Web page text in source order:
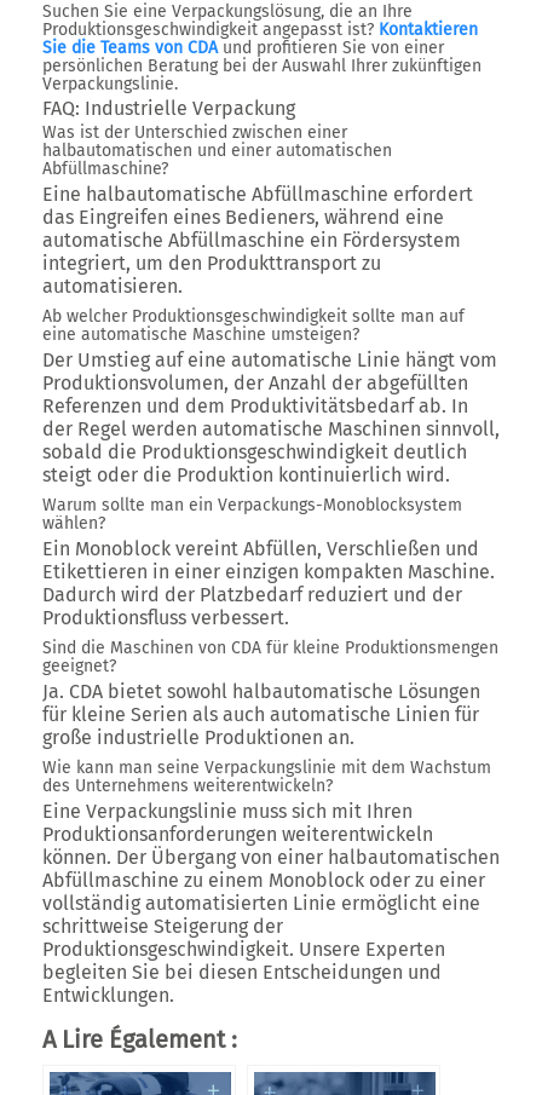
Suchen Sie eine Verpackungslösung, die an Ihre
Produktionsgeschwindigkeit angepasst ist? Kontaktieren
Sie die Teams von CDAund profitieren Sie von einer
persönlichen Beratung bei der Auswahl Ihrer zukünftigen
Verpackungslinie.
FAQ: Industrielle Verpackung
Was ist der Unterschied zwischen einer
halbautomatischen und einer automatischen
Abfüllmaschine?
Eine halbautomatische Abfüllmaschine erfordert
das Eingreifen eines Bedieners, während eine
automatische Abfüllmaschine ein Fördersystem
integriert, um den Produkttransport zu
automatisieren.
Ab welcher Produktionsgeschwindigkeit sollte man auf
eine automatische Maschine umsteigen?
Der Umstieg auf eine automatische Linie hängt vom
Produktionsvolumen, der Anzahl der abgefüllten
Referenzen und dem Produktivitätsbedarf ab. In
der Regel werden automatische Maschinen sinnvoll,
sobald die Produktionsgeschwindigkeit deutlich
steigt oder die Produktion kontinuierlich wird.
Warum sollte man ein Verpackungs-Monoblocksystem
wählen?
Ein Monoblock vereint Abfüllen, Verschließen und
Etikettieren in einer einzigen kompakten Maschine.
Dadurch wird der Platzbedarf reduziert und der
Produktionsfluss verbessert.
Sind die Maschinen von CDA für kleine Produktionsmengen
geeignet?
Ja. CDA bietet sowohl halbautomatische Lösungen
für kleine Serien als auch automatische Linien für
große industrielle Produktionen an.
Wie kann man seine Verpackungslinie mit dem Wachstum
des Unternehmens weiterentwickeln?
Eine Verpackungslinie muss sich mit Ihren
Produktionsanforderungen weiterentwickeln
können. Der Übergang von einer halbautomatischen
Abfüllmaschine zu einem Monoblock oder zu einer
vollständig automatisierten Linie ermöglicht eine
schrittweise Steigerung der
Produktionsgeschwindigkeit. Unsere Experten
begleiten Sie bei diesen Entscheidungen und
Entwicklungen.
A Lire Également :